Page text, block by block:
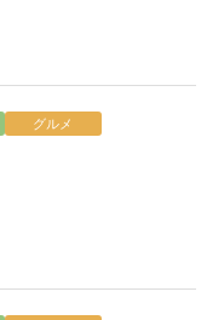
グルメ